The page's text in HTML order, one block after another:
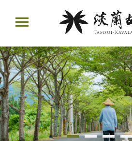
要
內
容
區